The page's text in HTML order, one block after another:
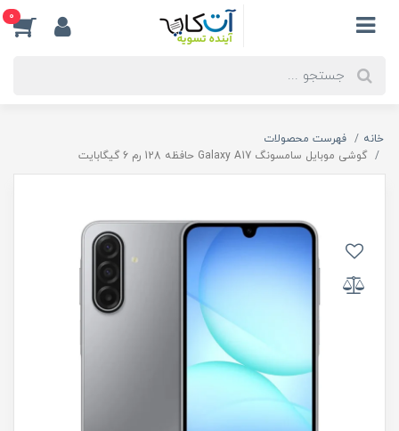
0
خانه
فهرست محصولات
گوشی موبایل سامسونگ Galaxy A17 حافظه 128 رم 6 گیگابایت